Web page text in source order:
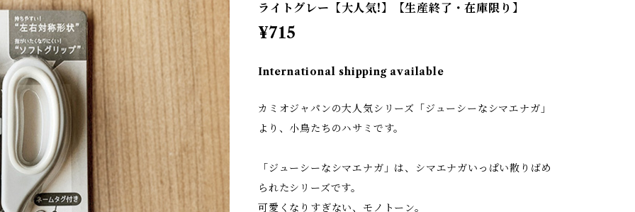
ライトグレー【大人気!】【生産終了・在庫限り】
¥715
International shipping available
カミオジャパンの大人気シリーズ「ジューシーなシマエナガ」
より、小鳥たちのハサミです。
「ジューシーなシマエナガ」は、シマエナガいっぱい散りばめ
られたシリーズです。
可愛くなりすぎない、モノトーン。